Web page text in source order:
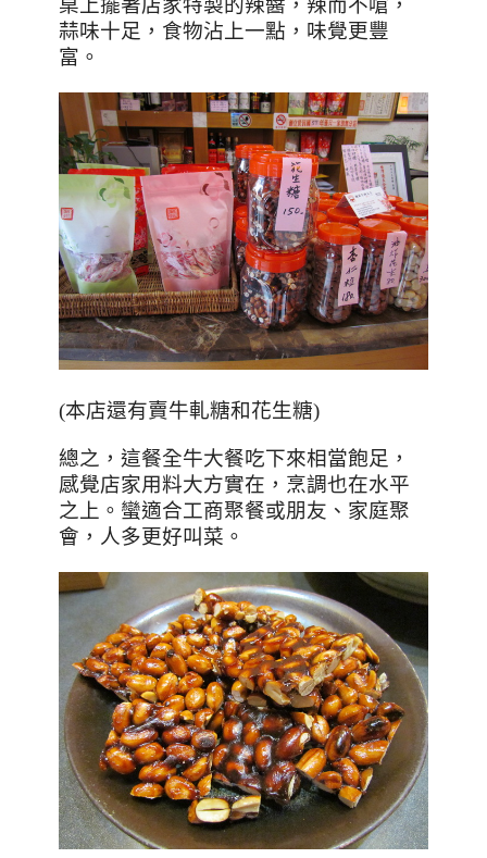
桌上擺著店家特製的辣醬，辣而不嗆，
蒜味十足，食物沾上一點，味覺更豐
富。
(本店還有賣牛軋糖和花生糖)
總之，這餐全牛大餐吃下來相當飽足，
感覺店家用料大方實在，烹調也在水平
之上。蠻適合工商聚餐或朋友 、 家庭聚
會 ，人多更好叫菜。